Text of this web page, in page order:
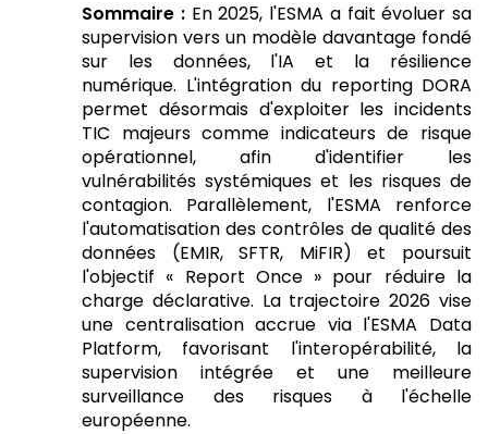
Sommaire : En 2025, l'ESMA a fait évoluer sa
supervision vers un modèle davantage fondé
sur les données, l'IA et la résilience
numérique. L'intégration du reporting DORA
permet désormais d'exploiter les incidents
TIC majeurs comme indicateurs de risque
opérationnel, afin d'identifier les
vulnérabilités systémiques et les risques de
contagion. Parallèlement, l'ESMA renforce
l'automatisation des contrôles de qualité des
données (EMIR, SFTR, MiFIR) et poursuit
l'objectif « Report Once » pour réduire la
charge déclarative. La trajectoire 2026 vise
une centralisation accrue via l'ESMA Data
Platform, favorisant l'interopérabilité, la
supervision intégrée et une meilleure
surveillance des risques à l'échelle
européenne.